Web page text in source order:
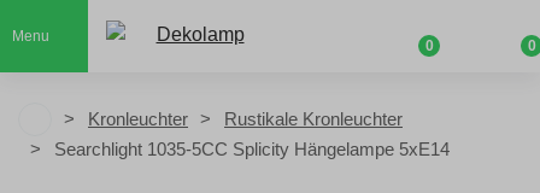
Menu
0 0
Kronleuchter
Rustikale Kronleuchter
Searchlight 1035-5CC Splicity Hängelampe 5xE14